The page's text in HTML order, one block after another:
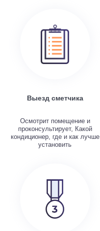
Выезд сметчика
Осмотрит помещение и
проконсультирует, Какой
кондиционер, где и как лучше
установить